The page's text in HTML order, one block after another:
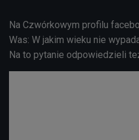
Na Czwórkowym profilu
Was: W jakim wieku nie
Na to pytanie odpowiedzieli